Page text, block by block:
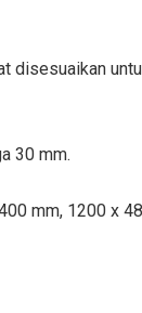
disesuaikan
30 mm.
mm, 1200 x